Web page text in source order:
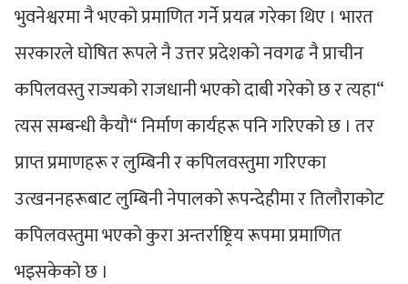
भुवनेश्वरमा नै भएको प्रमाणित गर्ने प्रयत्न गरेका थिए । भारत
सरकारले घोषित रूपले नै उत्तर प्रदेशको नवगढ नै प्राचीन
कपिलवस्तु राज्यको राजधानी भएको दाबी गरेको छ र त्यहा“
त्यस सम्बन्धी कैयौ“ निर्माण कार्यहरू पनि गरिएको छ । तर
प्राप्त प्रमाणहरू र लुम्बिनी र कपिलवस्तुमा गरिएका
उत्खननहरूबाट लुम्बिनी नेपालको रूपन्देहीमा र तिलौराकोट
कपिलवस्तुमा भएको कुरा अन्तर्राष्ट्रिय रूपमा प्रमाणित
भइसकेको छ ।